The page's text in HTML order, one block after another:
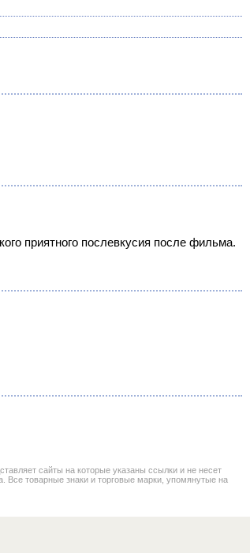
приятного послевкусия после фильма.
сайты на которые указаны ссылки и не несет
Все товарные знаки и торговые марки, упомянутые на